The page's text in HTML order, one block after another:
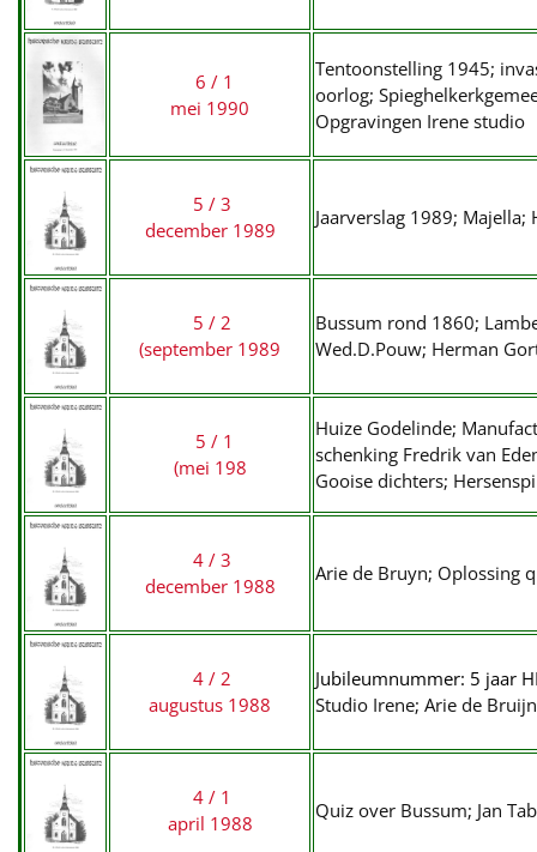
6 / 1
mei 1990
Tentoonstelling 1945;
oorlog;
Opgravingen Irene studio
5 / 3
december 1989
Jaarverslag 1989;
5 / 2
(september 1989
Bussum rond 1860;
Wed.D.Pouw; Herman
5 / 1
(mei 198
Huize Godelinde;
schenking Fredrik van
Gooise dichters;
4 / 3
december 1988
Arie de Bruyn; Oplossing
4 / 2
augustus 1988
Jubileumnummer: 5 jaar
Studio Irene; Arie de
4 / 1
april 1988
Quiz over Bussum; Jan